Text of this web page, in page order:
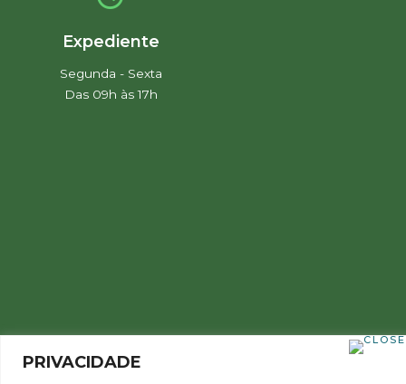
PRIVACIDADE
Expediente
Segunda - Sexta
Das 09h às 17h